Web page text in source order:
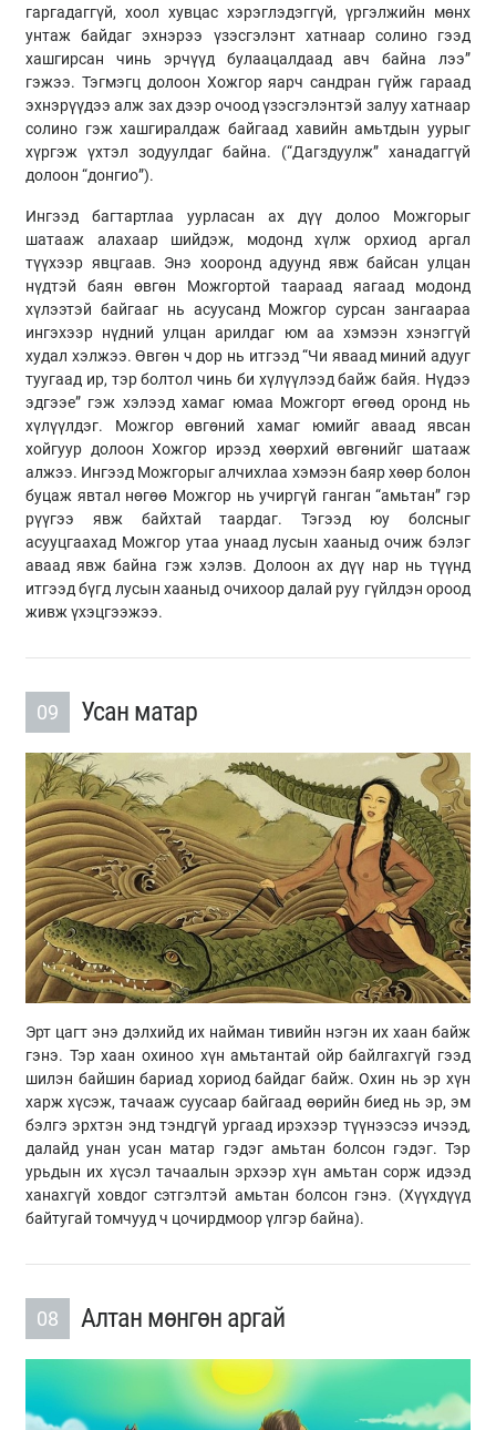
гаргадаггүй, хоол хувцас хэрэглэдэггүй, үргэлжийн мөнх
унтаж байдаг эхнэрээ үзэсгэлэнт хатнаар солино гээд
хашгирсан чинь эрчүүд булаацалдаад авч байна лээ”
гэжээ. Тэгмэгц долоон Хожгор яарч сандран гүйж гараад
эхнэрүүдээ алж зах дээр очоод үзэсгэлэнтэй залуу хатнаар
солино гэж хашгиралдаж байгаад хавийн амьтдын уурыг
хүргэж үхтэл зодуулдаг байна. (“Дагздуулж” ханадаггүй
долоон “донгио”).
Ингээд багтартлаа уурласан ах дүү долоо Можгорыг
шатааж алахаар шийдэж, модонд хүлж орхиод аргал
түүхээр явцгаав. Энэ хооронд адуунд явж байсан улцан
нүдтэй баян өвгөн Можгортой таараад яагаад модонд
хүлээтэй байгааг нь асуусанд Можгор сурсан зангаараа
ингэхээр нүдний улцан арилдаг юм аа хэмээн хэнэггүй
худал хэлжээ. Өвгөн ч дор нь итгээд “Чи яваад миний адууг
туугаад ир, тэр болтол чинь би хүлүүлээд байж байя. Нүдээ
эдгээе” гэж хэлээд хамаг юмаа Можгорт өгөөд оронд нь
хүлүүлдэг. Можгор өвгөний хамаг юмийг аваад явсан
хойгуур долоон Хожгор ирээд хөөрхий өвгөнийг шатааж
алжээ. Ингээд Можгорыг алчихлаа хэмээн баяр хөөр болон
буцаж явтал нөгөө Можгор нь учиргүй ганган “амьтан” гэр
рүүгээ явж байхтай таардаг. Тэгээд юу болсныг
асууцгаахад Можгор утаа унаад лусын хааныд очиж бэлэг
аваад явж байна гэж хэлэв. Долоон ах дүү нар нь түүнд
итгээд бүгд лусын хааныд очихоор далай руу гүйлдэн ороод
живж үхэцгээжээ.
09 Усан матар
Эрт цагт энэ дэлхийд их найман тивийн нэгэн их хаан байж
гэнэ. Тэр хаан охиноо хүн амьтантай ойр байлгахгүй гээд
шилэн байшин бариад хориод байдаг байж. Охин нь эр хүн
харж хүсэж, тачааж суусаар байгаад өөрийн биед нь эр, эм
бэлгэ эрхтэн энд тэндгүй ургаад ирэхээр түүнээсээ ичээд,
далайд унан усан матар гэдэг амьтан болсон гэдэг. Тэр
урьдын их хүсэл тачаалын эрхээр хүн амьтан сорж идээд
ханахгүй ховдог сэтгэлтэй амьтан болсон гэнэ. (Хүүхдүүд
байтугай томчууд ч цочирдмоор үлгэр байна).
08 Алтан мөнгөн аргай